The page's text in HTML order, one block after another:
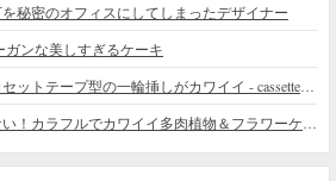
秘密のオフィスにしてしまったデザイナー
ンな美しすぎるケーキ